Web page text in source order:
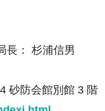
： 杉浦信男
砂防会館別館 3 階